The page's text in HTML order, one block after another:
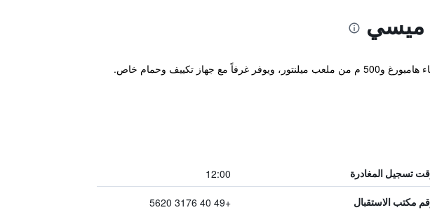
ميسي
يقع مكان إقامة "ibis budget Hamburg St Pauli Messe" في هامبورغ، ضمن 800 م من ميناء هامبورغ و500 م من ملعب ميلنتور، ويوفر غرفاً مع جهاز تكييف وحمام خاص.
تسجيل المغادرة 12:00
مكتب الاستقبال +49 40 3176 5620